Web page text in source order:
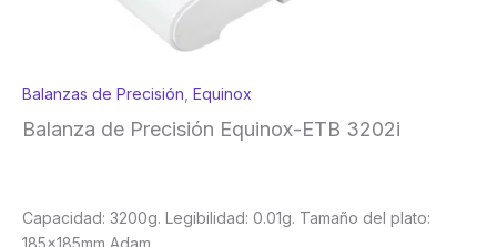
Balanzas de Precisión Equinox
Balanza de Precisión Equinox-ETB 3202i
Capacidad: 3200g. Legibilidad: 0.01g. Tamaño del plato: